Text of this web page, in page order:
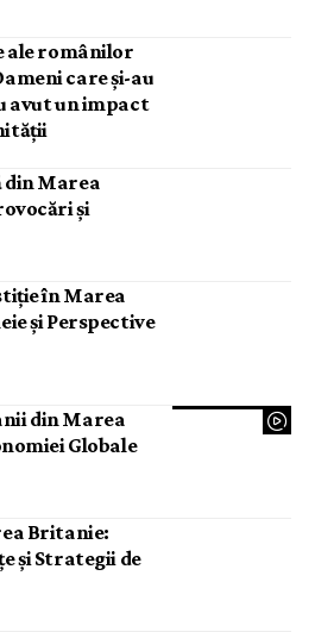
ale românilor
care și-au
avut un impact
Marea
și
în Marea
și Perspective
din Marea
Globale
Britanie:
și Strategii de